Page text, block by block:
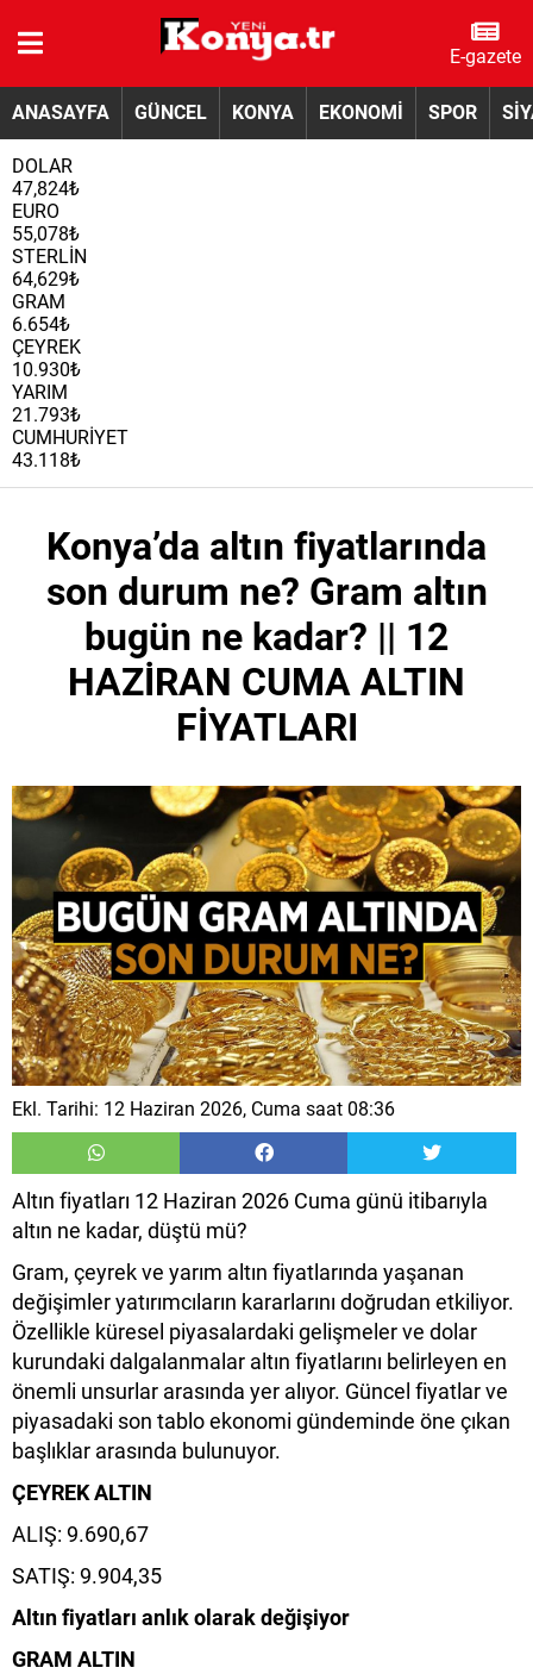
E-gazete
ANASAYFA GÜNCEL KONYA EKONOMİ SPOR
DOLAR
47,824₺
EURO
55,078₺
STERLİN
64,629₺
GRAM
6.654₺
ÇEYREK
10.930₺
YARIM
21.793₺
CUMHURİYET
43.118₺
Konya’da altın fiyatlarında
son durum ne? Gram altın
bugün ne kadar? || 12
HAZİRAN CUMA ALTIN
FİYATLARI
Ekl. Tarihi: 12 Haziran 2026, Cuma saat 08:36
Altın fiyatları 12 Haziran 2026 Cuma günü itibarıyla
altın ne kadar, düştü mü?
Gram, çeyrek ve yarım altın fiyatlarında yaşanan
değişimler yatırımcıların kararlarını doğrudan etkiliyor.
Özellikle küresel piyasalardaki gelişmeler ve dolar
kurundaki dalgalanmalar altın fiyatlarını belirleyen en
önemli unsurlar arasında yer alıyor. Güncel fiyatlar ve
piyasadaki son tablo ekonomi gündeminde öne çıkan
başlıklar arasında bulunuyor.
ÇEYREK ALTIN
ALIŞ: 9.690,67
SATIŞ: 9.904,35
Altın fiyatları anlık olarak değişiyor
GRAM ALTIN